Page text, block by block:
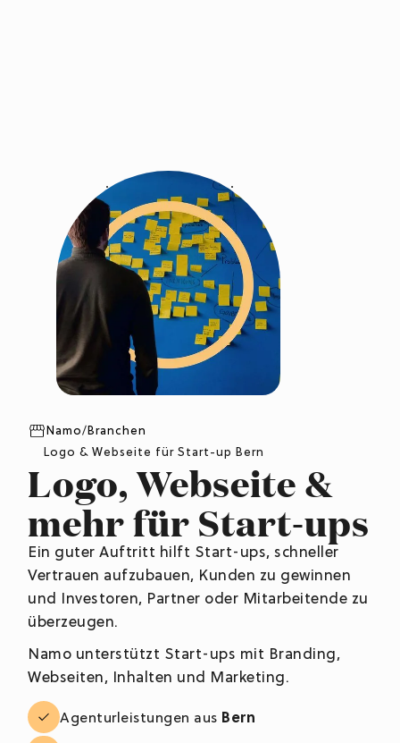
Namo/Branchen
Logo & Webseite für Start-up Bern
Logo, Webseite &
mehr für Start-ups
Ein guter Auftritt hilft Start-ups, schneller
Vertrauen aufzubauen, Kunden zu gewinnen
und Investoren, Partner oder Mitarbeitende zu
überzeugen.
Namo unterstützt Start-ups mit Branding,
Webseiten, Inhalten und Marketing.
Agenturleistungen aus Bern